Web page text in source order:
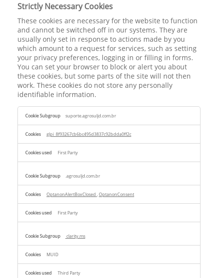
Strictly Necessary Cookies
These cookies are necessary for the website to function
and cannot be switched off in our systems. They are
usually only set in response to actions made by you
which amount to a request for services, such as setting
your privacy preferences, logging in or filling in forms.
You can set your browser to block or alert you about
these cookies, but some parts of the site will not then
work. These cookies do not store any personally
identifiable information.
Strictly
Necessary
Cookies
suporte.agrosuljd.com.br
glpi_8f93267cb6bc495d3837c92bdda0ff2c
First Party
.agrosuljd.com.br
OptanonAlertBoxClosed ,OptanonConsent
First Party
clarity.ms
MUID
Third Party